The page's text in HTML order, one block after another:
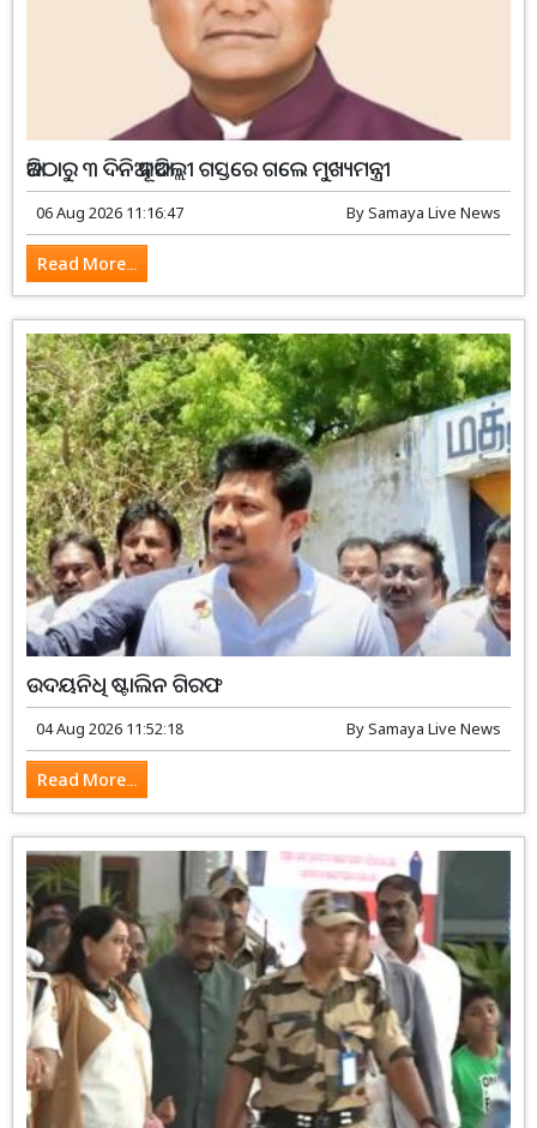
ଆଜିଠାରୁ ୩ ଦିନିଆ ନୂଆଦିଲ୍ଲୀ ଗସ୍ତରେ ଗଲେ ମୁଖ୍ୟମନ୍ତ୍ରୀ
06 Aug 2026 11:16:47 BySamaya Live News
Read More...
ଉଦୟନିଧି ଷ୍ଟାଲିନ ଗିରଫ
04 Aug 2026 11:52:18 BySamaya Live News
Read More...